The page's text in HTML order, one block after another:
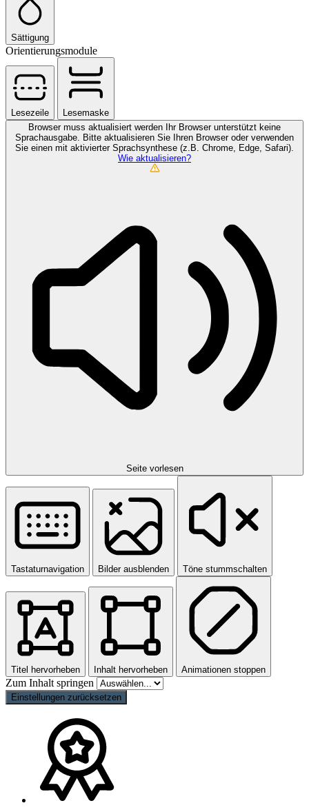
Sättigung
Orientierungsmodule
Lesezeile
Lesemaske
Browser muss aktualisiert werden
Ihr Browser unterstützt keine
Sprachausgabe. Bitte aktualisieren Sie Ihren Browser oder verwenden
Sie einen mit aktivierter Sprachsynthese (z.B. Chrome, Edge, Safari).
Wie aktualisieren?
Seite vorlesen
Tastaturnavigation Bilder ausblenden Töne stummschalten
Titel hervorheben Inhalt hervorheben Animationen stoppen
Zum Inhalt springen
Einstellungen zurücksetzen